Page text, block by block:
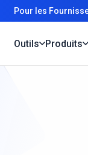
Pour les
Outils Produits